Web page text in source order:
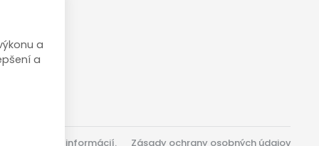
pre viac informácií. Zásady ochrany osobných údajov
a
a